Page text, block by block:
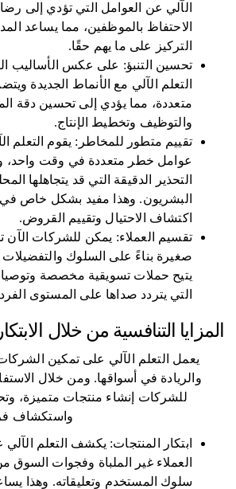
الآلي عن العوامل التي تؤدي إلى رضا
الاحتفاظ بالموظفين، مما يساعد
التركيز على ما يهم حقًا.
تحسين التنبؤ: على عكس الأساليب
التعلم الآلي مع الأنماط الجديدة
متعددة، مما يؤدي إلى تحسين دقة
والتوظيف وتخطيط الإنتاج.
تقييم متطور للمخاطر: يقوم التعلم
عوامل خطر متعددة في وقت واحد،
التحذير الدقيقة التي قد يتجاهلها
البشريون. وهذا مفيد بشكل خاص
اكتشاف الاحتيال وتقييم القروض.
تقسيم العملاء: يمكن للشركات الآن
صغيرة بناءً على السلوك والتفضيلات
يتيح حملات تسويقية مخصصة
التي يتردد صداها على المستوى
المزايا التنافسية من خلال الابتكار
يعمل التعلم الآلي على تمكين الشركات
والريادة في أسواقها. ومن خلال
للشركات إنشاء منتجات متميزة،
واستكشاف
ابتكار المنتجات: يكشف التعلم
العملاء غير الملباة وفجوات السوق
سلوك المستخدم وتعليقاته. وهذا